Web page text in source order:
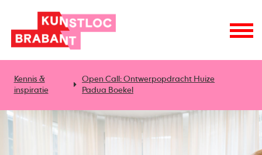
Kennis &
inspiratie
Open Call: Ontwerpopdracht Huize
Padua Boekel